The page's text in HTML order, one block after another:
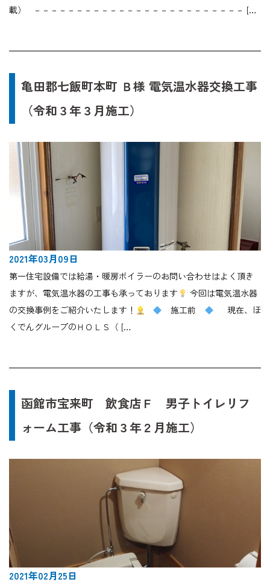
載） －－－－－－－－－－－－－－－－－－－－－－－－－ […
亀田郡七飯町本町 Ｂ様 電気温水器交換工事
（令和３年３月施工）
2021年03月09日
第一住宅設備では給湯・暖房ボイラーのお問い合わせはよく頂き
ますが、電気温水器の工事も承っております
今回は電気温水器
の交換事例をご紹介いたします！
施工前
現在、ほ
くでんグループのＨＯＬＳ（ […
函館市宝来町 飲食店Ｆ 男子トイレリフ
ォーム工事（令和３年２月施工）
2021年02月25日